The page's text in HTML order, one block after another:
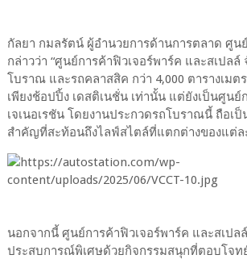
กัลยา กมลรัตน์ ผู้อำนวยการด้านการตลาด ศูน
กล่าวว่า “ศูนย์การค้าฟิวเจอร์พาร์ค และสเปล
โบราณ และรถคลาสสิค กว่า 4,000 ตารางเมตร
เพียงช้อปปิ้ง เดสติเนชั่น เท่านั้น แต่ยังเป็นศูน
เจเนอเรชัน โดยงานประกวดรถโบราณนี้ ถือเ
สำคัญที่สะท้อนถึงไลฟ์สไตล์ที่แตกต่างของแต่ล
นอกจากนี้ ศูนย์การค้าฟิวเจอร์พาร์ค และสเปล
ประสบการณ์พิเศษด้วยกิจกรรมสนุกที่ตอบโจท